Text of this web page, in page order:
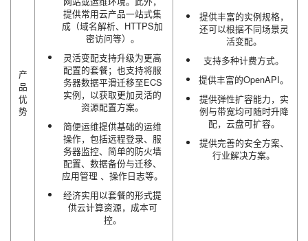
产
品
优
势
提供常用云产品一站式集
成（域名解析、HTTPS加
密访问等）。
灵活变配支持升级为更高
配置的套餐；也支持将服
务器数据平滑迁移至ECS
实例，以获取更加灵活的
资源配置方案。
简便运维提供基础的运维
操作，包括远程登录、服
务器监控、简单的防火墙
配置、数据备份与迁移、
应用管理 、操作日志等。
经济实用以套餐的形式提
供云计算资源，成本可
控。
提供丰富的实例规格，
还可以根据不同场景灵
活变配。
支持多种计费方式。
提供丰富的OpenAPI。
提供弹性扩容能力，实
例与带宽均可随时升降
配，云盘可扩容。
提供完善的安全方案、
行业解决方案。